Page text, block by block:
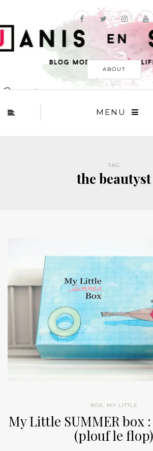
ABOUT
MENU
TAG
the beautyst
BOX, MY LITTLE
My Little SUMMER box
(plouf le flop)